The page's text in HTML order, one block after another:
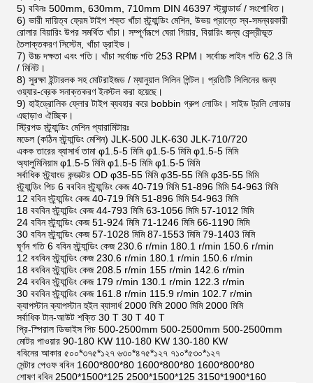
5) ববিনঃ 500mm, 630mm, 710mm DIN 46397 স্ট্যান্ডার্ড / সংশোধিত।
6) ভারী দায়িত্ব ফ্রেম টাইপ শক্ত খাঁচা স্ট্র্যান্ডিং মেশিন, উভয় প্রান্তে স্ব-সমন্বয়কারী
রোলার বিয়ারিং উপর সমর্থিত খাঁচা। সম্পূর্ণরূপে ঘেরা গিয়ার, বিয়ারিং জন্য কেন্দ্রীভূত
তৈলাক্তকরণ সিস্টেম, খাঁচা ড্রাইভ।
7) উচ্চ দক্ষতা এবং গতি। খাঁচা সর্বোচ্চ গতি 253 RPM। সর্বোচ্চ লাইন গতি 62.3 মি
/ মিনিট।
8) সুরক্ষা ইন্টারলক সহ মোটরাইজড / ম্যানুয়াল সিলিন পিন্টল। প্রতিটি সিলিনের জন্য
ওয়্যার-ব্রেক সনাক্তকরণ ইনস্টল করা হয়েছে।
9) হাইড্রোলিক ফ্লোর টাইপ ব্যবহার করে bobbin গ্রুপ লোডিং। সাইড ট্রলি লোডার
এছাড়াও ঐচ্ছিক।
স্ট্রিপড স্ট্র্যান্ডিং মেশিন প্যারামিটারঃ
মডেল (কঠিন স্ট্র্যান্ডিং মেশিন) JLK-500 JLK-630 JLK-710/720
একক তারের ব্যাসার্ধ তামা φ1.5-5 মিমি φ1.5-5 মিমি φ1.5-5 মিমি
অ্যালুমিনিয়াম φ1.5-5 মিমি φ1.5-5 মিমি φ1.5-5 মিমি
সর্বাধিক স্ট্র্যাংড কন্ডাক্টর OD φ35-55 মিমি φ35-55 মিমি φ35-55 মিমি
স্ট্র্যান্ডিং পিচ 6 বববিন স্ট্র্যান্ডিং কেজ 40-719 মিমি 51-896 মিমি 54-963 মিমি
12 ববিন স্ট্র্যান্ডিং কেজ 40-719 মিমি 51-896 মিমি 54-963 মিমি
18 বববিন স্ট্র্যান্ডিং কেজ 44-793 মিমি 63-1056 মিমি 57-1012 মিমি
24 ববিন স্ট্র্যান্ডিং কেজ 51-924 মিমি 71-1246 মিমি 66-1190 মিমি
30 ববিন স্ট্র্যান্ডিং কেজ 57-1028 মিমি 87-1553 মিমি 79-1403 মিমি
ঘূর্ণন গতি 6 ববিন স্ট্র্যান্ডিং কেজ 230.6 r/min 180.1 r/min 150.6 r/min
12 বববিন স্ট্র্যান্ডিং কেজ 230.6 r/min 180.1 r/min 150.6 r/min
18 বববিন স্ট্র্যান্ডিং কেজ 208.5 r/min 155 r/min 142.6 r/min
24 বববিন স্ট্র্যান্ডিং কেজ 179 r/min 130.1 r/min 122.3 r/min
30 বববিন স্ট্র্যান্ডিং কেজ 161.8 r/min 115.9 r/min 102.7 r/min
ক্যাপস্টান ক্যাপস্টান হুইল ব্যাসার্ধ 2000 মিমি 2000 মিমি 2000 মিমি
সর্বাধিক টান-আউট শক্তি 30 T 30 T 40 T
প্রি-স্পিরাল ডিভাইস পিচ 500-2500mm 500-2500mm 500-2500mm
মোটর পাওয়ার 90-180 KW 110-180 KW 130-180 KW
ববিনের আকার ৫০০*৩৭৫*১২৭ ৬৩০*৪৭৫*১২৭ ৭১০*৫৩০*১২৭
সেন্টার পেওফ ববিন 1600*800*80 1600*800*80 1600*800*80
শোষণ ববিন 2500*1500*125 2500*1500*125 3150*1900*160